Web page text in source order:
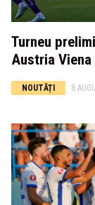
Turneu
Austria
NOUTĂȚI 8